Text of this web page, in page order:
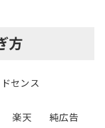
方
センス
楽天 純広告